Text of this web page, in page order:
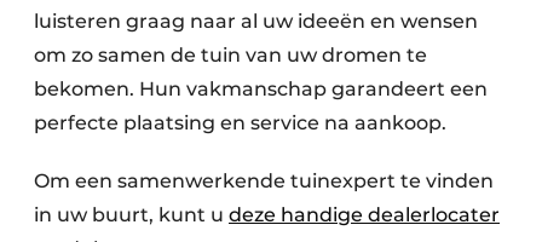
luisteren graag naar al uw ideeën en wensen
om zo samen de tuin van uw dromen te
bekomen. Hun vakmanschap garandeert een
perfecte plaatsing en service na aankoop.
Om een samenwerkende tuinexpert te vinden
in uw buurt, kunt u deze handige dealerlocater